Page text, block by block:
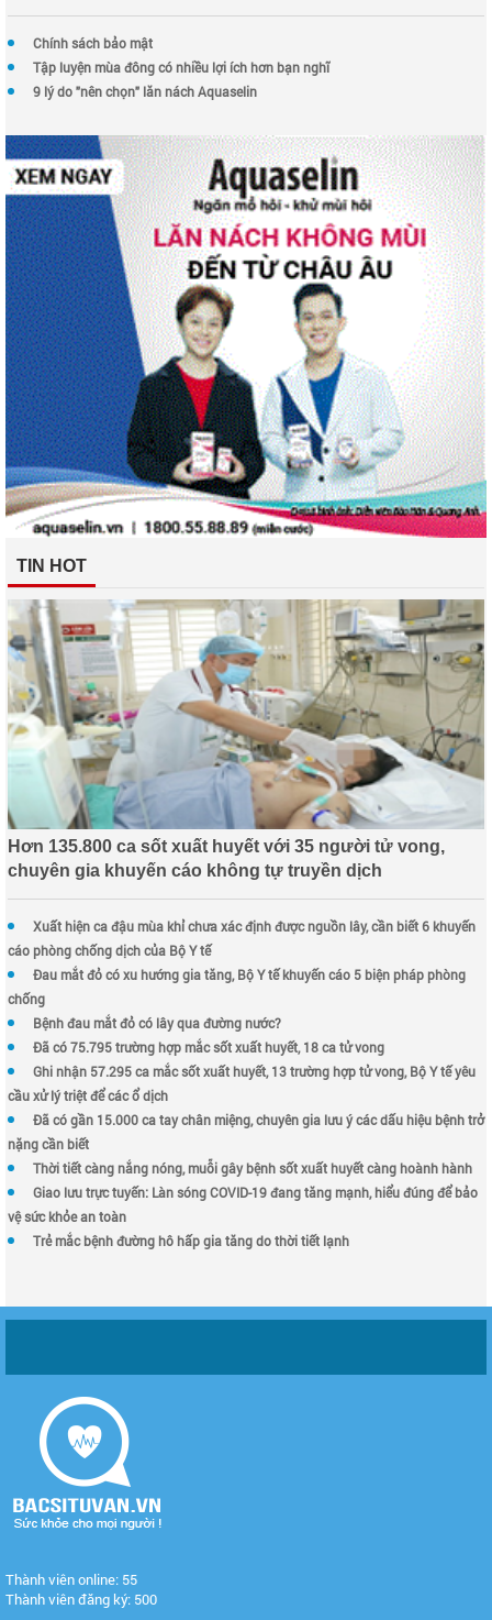
Chính sách bảo mật
Tập luyện mùa đông có nhiều lợi ích hơn bạn nghĩ
9 lý do "nên chọn" lăn nách Aquaselin
TIN HOT
Hơn 135.800 ca sốt xuất huyết với 35 người tử vong,
chuyên gia khuyến cáo không tự truyền dịch
Xuất hiện ca đậu mùa khỉ chưa xác định được nguồn lây, cần biết 6 khuyến
cáo phòng chống dịch của Bộ Y tế
Đau mắt đỏ có xu hướng gia tăng, Bộ Y tế khuyến cáo 5 biện pháp phòng
chống
Bệnh đau mắt đỏ có lây qua đường nước?
Đã có 75.795 trường hợp mắc sốt xuất huyết, 18 ca tử vong
Ghi nhận 57.295 ca mắc sốt xuất huyết, 13 trường hợp tử vong, Bộ Y tế yêu
cầu xử lý triệt để các ổ dịch
Đã có gần 15.000 ca tay chân miệng, chuyên gia lưu ý các dấu hiệu bệnh trở
nặng cần biết
Thời tiết càng nắng nóng, muỗi gây bệnh sốt xuất huyết càng hoành hành
Giao lưu trực tuyến: Làn sóng COVID-19 đang tăng mạnh, hiểu đúng để bảo
vệ sức khỏe an toàn
Trẻ mắc bệnh đường hô hấp gia tăng do thời tiết lạnh
Thành viên online: 55
Thành viên đăng ký: 500